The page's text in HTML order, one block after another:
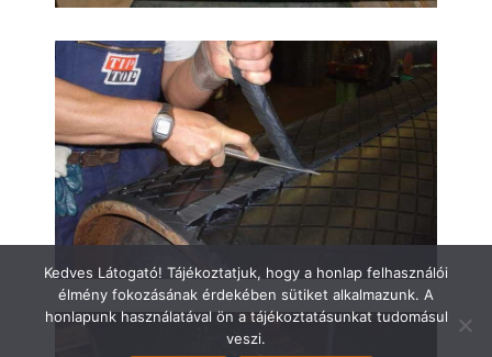
Kedves Látogató! Tájékoztatjuk, hogy a honlap felhasználói
élmény fokozásának érdekében sütiket alkalmazunk. A
honlapunk használatával ön a tájékoztatásunkat tudomásul
veszi.